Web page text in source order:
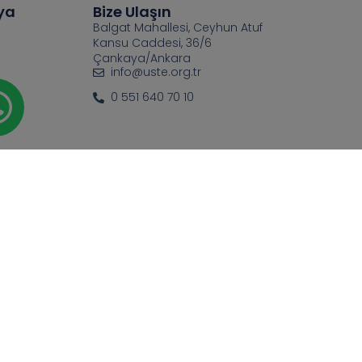
Bize Ulaşın
Balgat Mahallesi, Ceyhun Atuf
Kansu Caddesi, 36/6
Çankaya/Ankara
info@uste.org.tr
0 551 640 70 10